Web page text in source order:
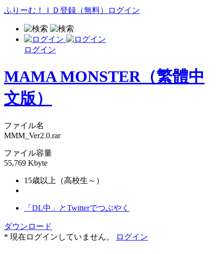
ふりーむ！ＩＤ登録（無料） ログイン
ログイン
MAMA MONSTER（繁體中
文版）
ファイル名
MMM_Ver2.0.rar
ファイル容量
55,769 Kbyte
15歳以上（高校生～）
「DL中」とTwitterでつぶやく
ダウンロード
* 現在ログインしていません。
ログイン